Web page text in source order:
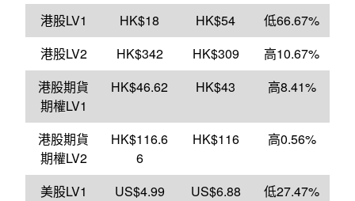
港股LV1
HK$18 HK$54
低66.67%
港股LV2
HK$342 HK$309
高10.67%
港股期貨
期權LV1
HK$46.62 HK$43 高8.41%
港股期貨
期權LV2
HK$116.6
6
HK$116 高0.56%
美股LV1 US$4.99 US$6.88
低27.47%